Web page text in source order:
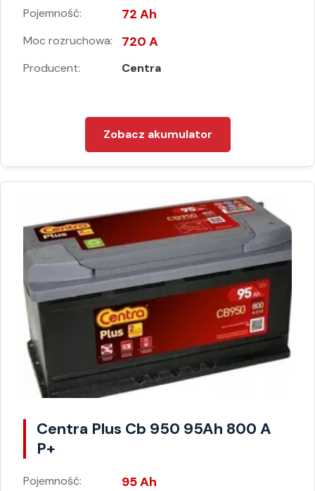
Pojemność: 72 Ah
Moc rozruchowa: 720 A
Producent: Centra
Zobacz akumulator
Centra Plus Cb 950 95Ah 800 A
P+
Pojemność: 95 Ah